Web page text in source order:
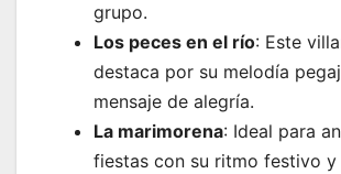
grupo.
Los peces en el río: Este
destaca por su melodía
mensaje de alegría.
La marimorena: Ideal para
fiestas con su ritmo festivo y